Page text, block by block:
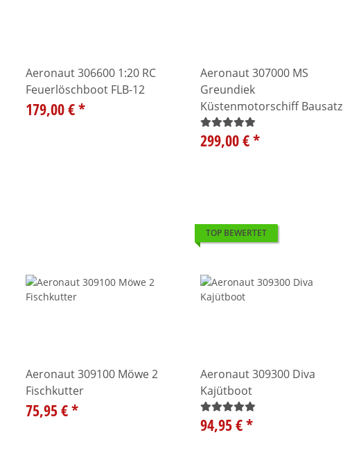
Aeronaut 306600 1:20 RC
Feuerlöschboot FLB-12
179,00 €*
Aeronaut 307000 MS
Greundiek
Küstenmotorschiff Bausatz
1:50
299,00 €*
Aeronaut 309100 Möwe 2
Fischkutter
75,95 €*
TOP BEWERTET
Aeronaut 309300 Diva
Kajütboot
94,95 €*